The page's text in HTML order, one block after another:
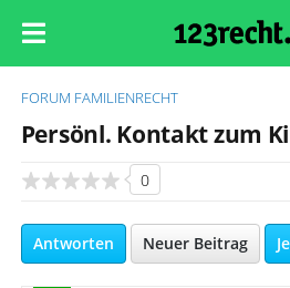
FORUM FAMILIENRECHT
Persönl. Kontakt zum
0
Antworten Neuer Beitrag